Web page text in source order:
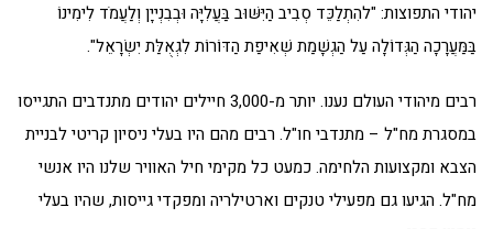
יהודי התפוצות: "להִתְלַכֵּד סְבִיב הַיִּשּׁוּב בַּעֲלִיָּה וּבְבִנְייָן וְלַעֲמֹד לִימִינוֹ
בַּמַּעֲרָכָה הַגְּדוֹלָה עַל הַגְשָׁמַת שְׁאִיפַת הַדּוֹרוֹת לִגְאֻלַּת יִשְׂרָאֵל".
רבים מיהודי העולם נענו. יותר מ-3,000 חיילים יהודים מתנדבים התגייסו
במסגרת מח"ל – מתנדבי חו"ל. רבים מהם היו בעלי ניסיון קריטי לבניית
הצבא ומקצועות הלחימה. כמעט כל מקימי חיל האוויר שלנו היו אנשי
מח"ל. הגיעו גם מפעילי טנקים וארטילריה ומפקדי גייסות, שהיו בעלי